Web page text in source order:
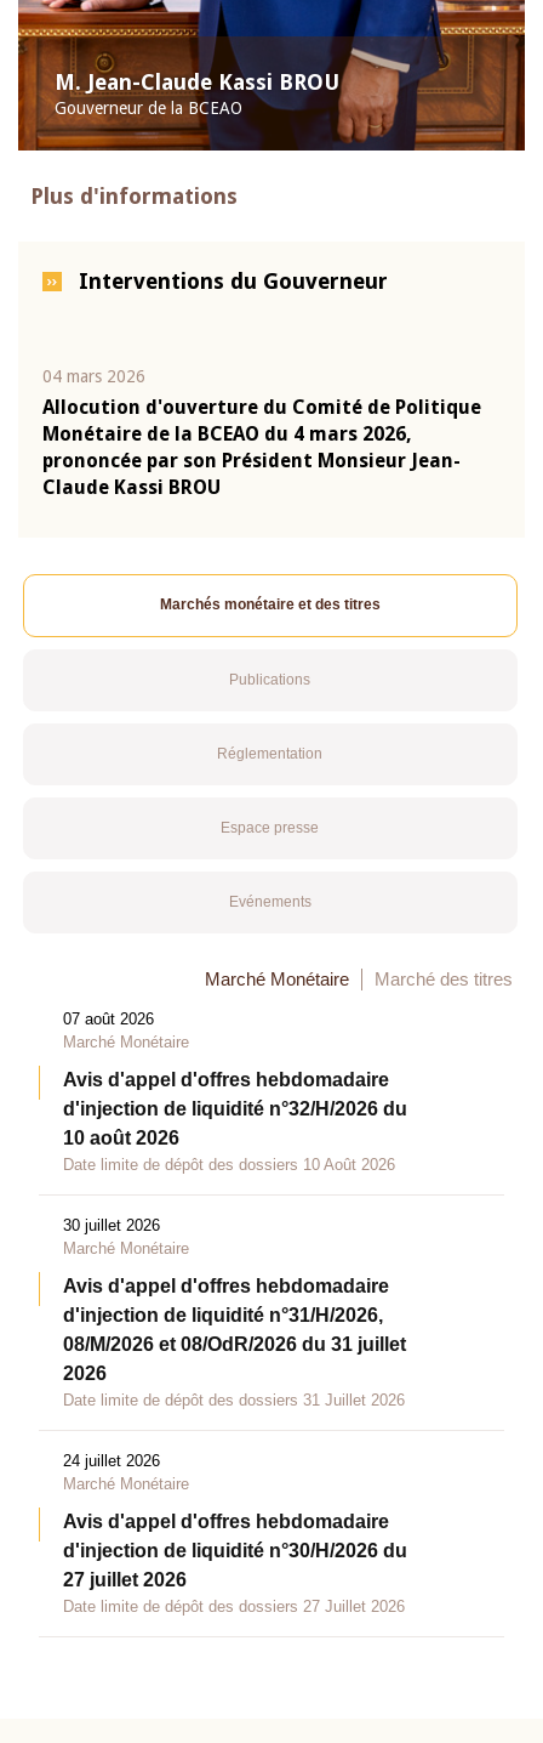
M. Jean-Claude Kassi BROU
Gouverneur de la BCEAO
Plus d'informations
Interventions du Gouverneur
04 mars 2026
Allocution d'ouverture du Comité de Politique
Monétaire de la BCEAO du 4 mars 2026,
prononcée par son Président Monsieur Jean-
Claude Kassi BROU
Marchés monétaire et des titres
Publications
Réglementation
Espace presse
Evénements
Marché Monétaire Marché des titres
07 août 2026
Marché Monétaire
Avis d'appel d'offres hebdomadaire
d'injection de liquidité n°32/H/2026 du
10 août 2026
Date limite de dépôt des dossiers 10 Août 2026
30 juillet 2026
Marché Monétaire
Avis d'appel d'offres hebdomadaire
d'injection de liquidité n°31/H/2026,
08/M/2026 et 08/OdR/2026 du 31 juillet
2026
Date limite de dépôt des dossiers 31 Juillet 2026
24 juillet 2026
Marché Monétaire
Avis d'appel d'offres hebdomadaire
d'injection de liquidité n°30/H/2026 du
27 juillet 2026
Date limite de dépôt des dossiers 27 Juillet 2026